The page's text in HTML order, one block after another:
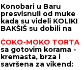
Konobari u Baru
presvisnuli od muke
kada su videli KOLIKI
BAKŠIŠ su dobili na
gledaju koliko košta
GURMANSKA
PLJESKAVICA - i evo
kako komentarišu
ČOKO-MOKO TORTA
sa gotovim korama -
kremasta, brza i
savršena za vikend: